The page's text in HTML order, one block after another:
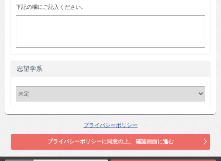
下記の欄にご記入ください。
志望学系
プライバシーポリシー